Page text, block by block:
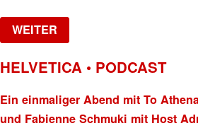
WEITER
HELVETICA • PODCAST
Ein einmaliger Abend mit To
und Fabienne Schmuki mit Host